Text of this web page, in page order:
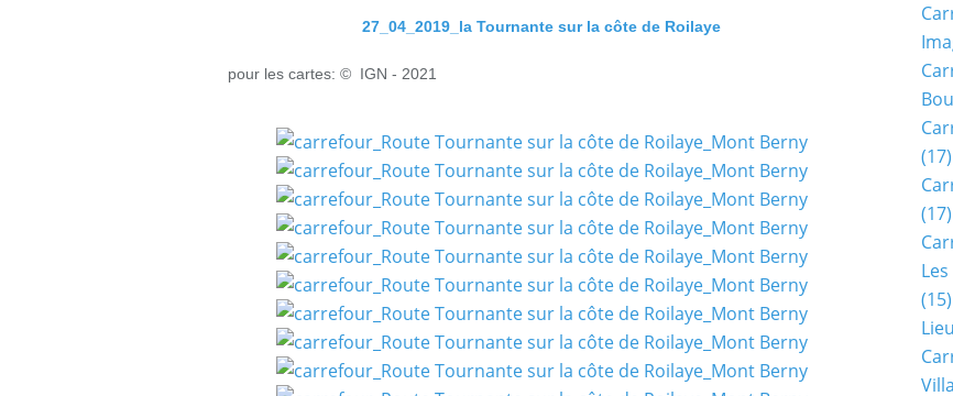
27_04_2019_la Tournante sur la côte de Roilaye
pour les cartes: © IGN - 2021
(17)
(17)
(15)